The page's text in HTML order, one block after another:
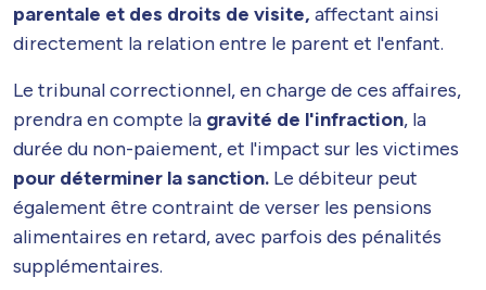
parentale et des droits de visite, affectant ainsi
directement la relation entre le parent et l'enfant.
Le tribunal correctionnel, en charge de ces affaires,
prendra en compte la gravité de l'infraction, la
durée du non-paiement, et l'impact sur les victimes
pour déterminer la sanction. Le débiteur peut
également être contraint de verser les pensions
alimentaires en retard, avec parfois des pénalités
supplémentaires.